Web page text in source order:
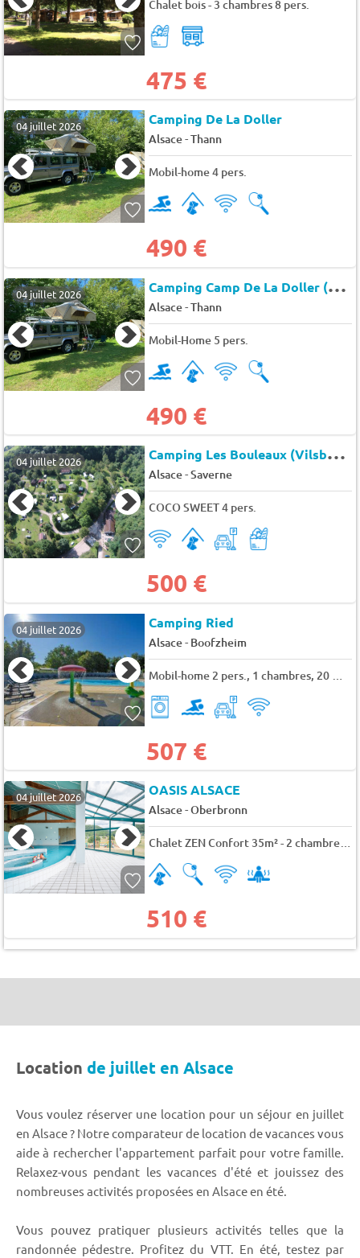
Chalet bois - 3 chambres 8 pers.
475 €
04 juillet 2026 Camping De La Doller
Alsace-Thann
Mobil-home 4 pers.
490 €
04 juillet 2026 C
amping Camp De La Doller (Guewenheim à 6 km)
Alsace-Thann
Mobil-Home 5 pers.
490 €
04 juillet 2026 C
amping Les Bouleaux (Vilsberg à 10 km)
Alsace-Saverne
COCO SWEET 4 pers.
500 €
04 juillet 2026 Camping Ried
Alsace- Boofzheim
507 €
04 juillet 2026 OASIS ALSACE
Alsace-Oberbronn
Chalet ZEN Confort 35m² - 2 chambres / 2 salles de bains 4 pers.
510 €
Location de juillet en Alsace
Vous voulez réserver une location pour un séjour en juillet
en Alsace ? Notre comparateur de location de vacances vous
aide à rechercher l'appartement parfait pour votre famille.
Relaxez-vous pendant les vacances d'été et jouissez des
nombreuses activités proposées en Alsace en été.
Vous pouvez pratiquer plusieurs activités telles que la
randonnée pédestre. Profitez du VTT. En été, testez par